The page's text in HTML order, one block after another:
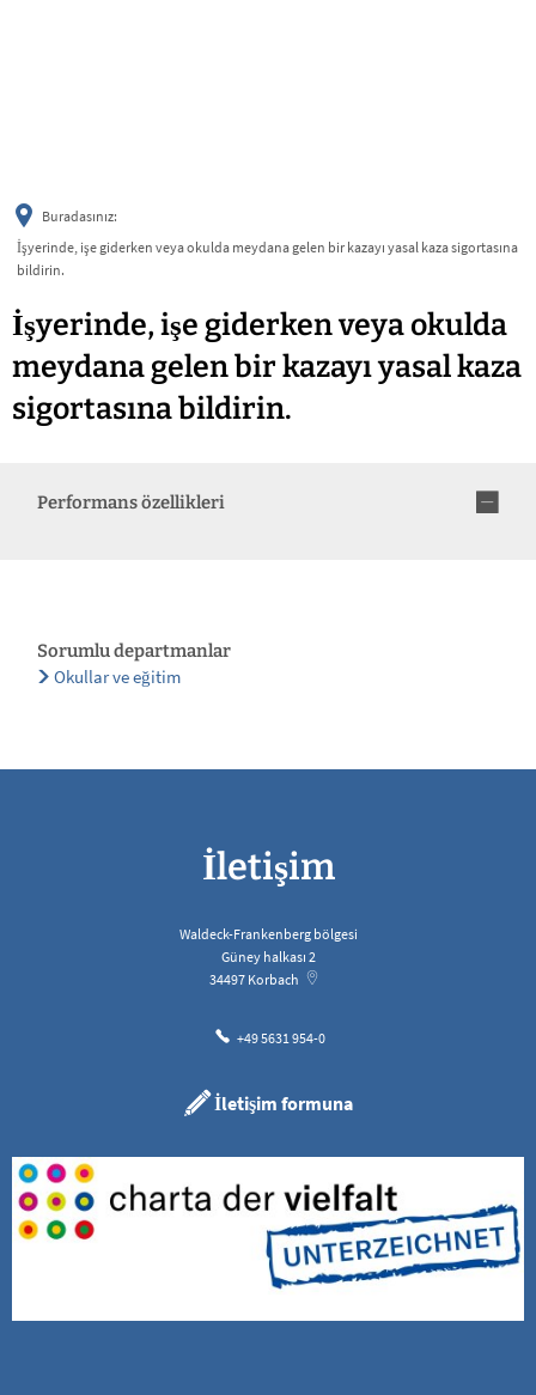
Buradasınız:
İşyerinde, işe giderken veya okulda meydana gelen bir kazayı yasal kaza sigortasına
bildirin.
İşyerinde, işe giderken veya okulda
meydana gelen bir kazayı yasal kaza
sigortasına bildirin.
Performans özellikleri
Sorumlu departmanlar
Okullar ve eğitim
İletişim
Waldeck-Frankenberg bölgesi
Güney halkası 2
34497 Korbach
+49 5631 954-0
İletişim formuna